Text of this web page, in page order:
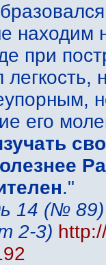
находим
при
легкость,
его
."
14 (№
2-3)